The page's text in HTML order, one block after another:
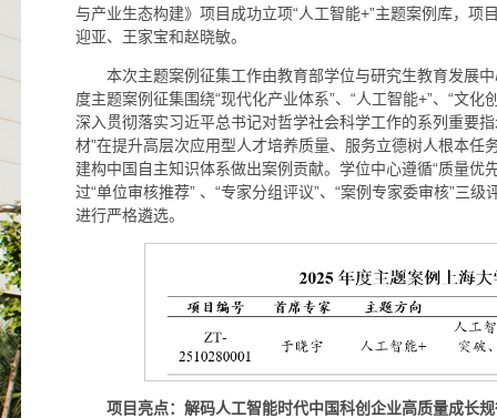
与产业生态构建》项目成功立项“人工智能+”主题案例库，项
迎亚、王家宝和赵晓敏。
本次主题案例征集工作由教育部学位与研究生教育发展
度主题案例征集围绕“现代化产业体系”、“人工智能+”、“文化
深入贯彻落实习近平总书记对哲学社会科学工作的系列重要
材”在提升高层次应用型人才培养质量、服务立德树人根本任
建构中国自主知识体系做出案例贡献。学位中心遵循“质量优
过“单位审核推荐” 、“专家分组评议”、“案例专家委审核”三
进行严格遴选。
项目亮点：解码人工智能时代中国科创企业高质量成长